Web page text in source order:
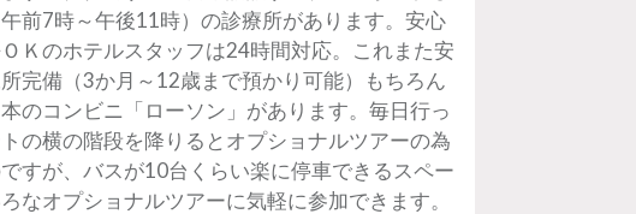
前7時～午後11時）の診療所があります。安心
Ｋのホテルスタッフは24時間対応。これまた安
完備（3か月～12歳まで預かり可能）もちろん
のコンビニ「ローソン」があります。毎日行っ
の横の階段を降りるとオプショナルツアーの為
すが、バスが10台くらい楽に停車できるスペー
なオプショナルツアーに気軽に参加できます。